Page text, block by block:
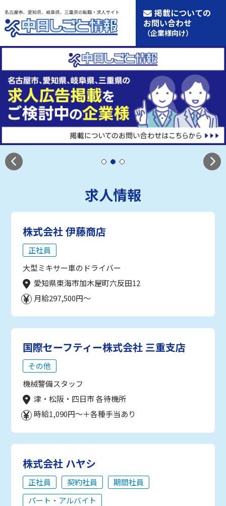
掲載についての
お問い合わせ
（企業様向け）
求人情報
株式会社 伊藤商店
正社員
大型ミキサー車のドライバー
愛知県東海市加木屋町六反田12
月給297,500円～
国際セーフティー株式会社 三重支店
その他
機械警備スタッフ
津・松阪・四日市 各待機所
時給1,090円～＋各種手当あり
株式会社 ハヤシ
正社員 契約社員
期間社員
パート・アルバイト